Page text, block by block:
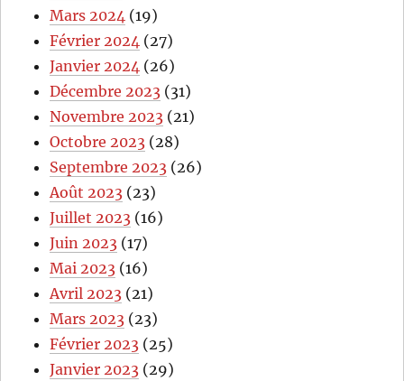
Mars 2024 (19)
Février 2024 (27)
Janvier 2024 (26)
Décembre 2023 (31)
Novembre 2023 (21)
Octobre 2023 (28)
Septembre 2023 (26)
Août 2023 (23)
Juillet 2023 (16)
Juin 2023 (17)
Mai 2023 (16)
Avril 2023 (21)
Mars 2023 (23)
Février 2023 (25)
Janvier 2023 (29)